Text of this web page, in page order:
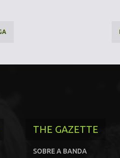
THE GAZETTE
SOBRE A BANDA